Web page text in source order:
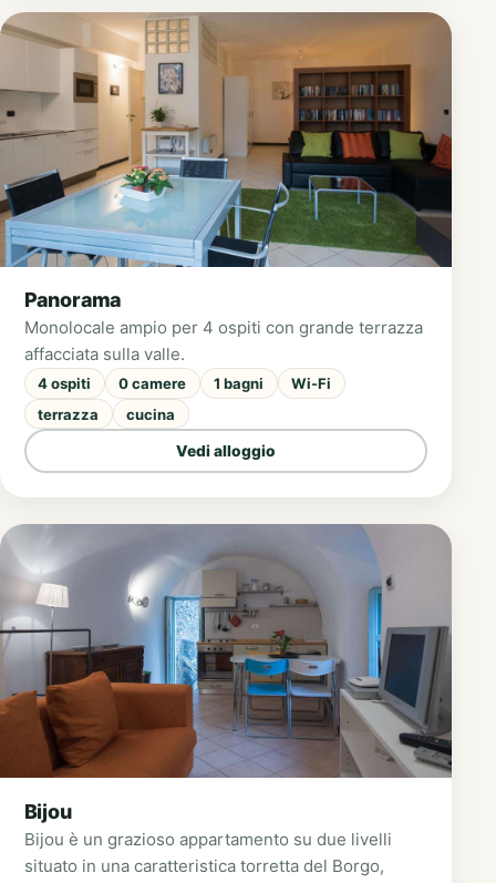
Panorama
Monolocale ampio per 4 ospiti con grande terrazza
affacciata sulla valle.
4 ospiti 0 camere 1 bagni
Wi-Fi
terrazza
cucina
Vedi alloggio
Bijou
Bijou è un grazioso appartamento su due livelli
situato in una caratteristica torretta del Borgo,